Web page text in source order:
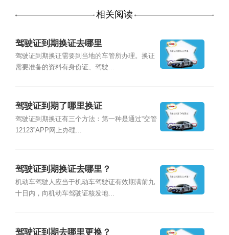
相关阅读
驾驶证到期换证去哪里
驾驶证到期换证需要到当地的车管所办理。换证
需要准备的资料有身份证、驾驶...
驾驶证到期了哪里换证
驾驶证到期换证有三个方法：第一种是通过“交管
12123”APP网上办理...
驾驶证到期换证去哪里？
机动车驾驶人应当于机动车驾驶证有效期满前九
十日内，向机动车驾驶证核发地...
驾驶证到期去哪里更换？